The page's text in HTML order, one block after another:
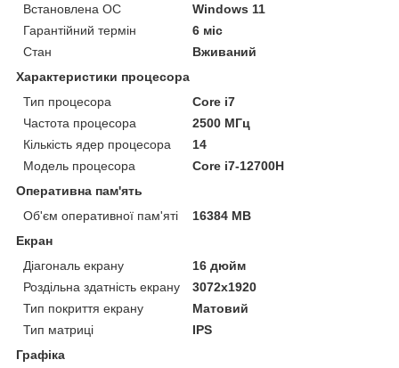
Встановлена ОС
Windows 11
Гарантійний термін
6 міс
Стан
Вживаний
Характеристики процесора
Тип процесора
Core i7
Частота процесора
2500 МГц
Кількість ядер процесора
14
Модель процесора
Core i7-12700H
Оперативна пам'ять
Об'єм оперативної пам'яті
16384 MB
Екран
Діагональ екрану
16 дюйм
Роздільна здатність екрану
3072x1920
Тип покриття екрану
Матовий
Тип матриці
IPS
Графіка